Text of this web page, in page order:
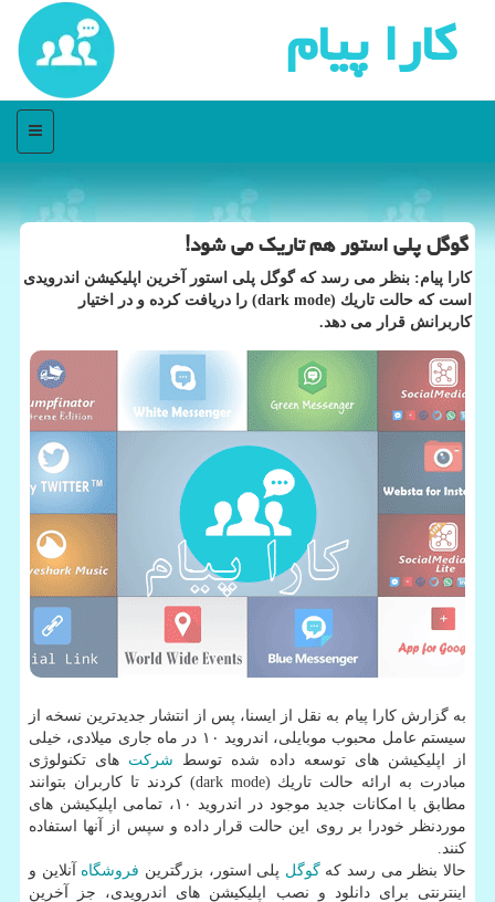
كارا پیام
منو
گوگل پلی استور هم تاریك می شود!
كارا پیام: بنظر می رسد كه گوگل پلی استور آخرین اپلیكیشن اندرویدی
است كه حالت تاریك (dark mode) را دریافت كرده و در اختیار
كاربرانش قرار می دهد.
به گزارش كارا پیام به نقل از ایسنا، پس از انتشار جدیدترین نسخه از
سیستم عامل محبوب موبایلی، اندروید ۱۰ در ماه جاری میلادی، خیلی
از اپلیكیشن های توسعه داده شده توسط شركت های تكنولوژی
مبادرت به ارائه حالت تاریك (dark mode) كردند تا كاربران بتوانند
مطابق با امكانات جدید موجود در اندروید ۱۰، تمامی اپلیكیشن های
موردنظر خودرا بر روی این حالت قرار داده و سپس از آنها استفاده
كنند.
حالا بنظر می رسد كهگوگل پلی استور، بزرگترین فروشگاه آنلاین و
اینترنتی برای دانلود و نصب اپلیكیشن های اندرویدی، جز آخرین